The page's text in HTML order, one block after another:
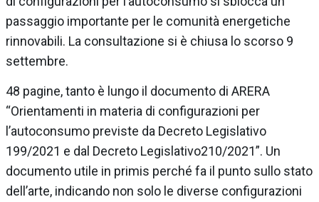
passaggio importante per le comunità energetiche
rinnovabili. La consultazione si è chiusa lo scorso 9
settembre.
48 pagine, tanto è lungo il documento di ARERA
“Orientamenti in materia di configurazioni per
l’autoconsumo previste da Decreto Legislativo
199/2021 e dal Decreto Legislativo210/2021”. Un
documento utile in primis perché fa il punto sullo stato
dell’arte, indicando non solo le diverse configurazioni